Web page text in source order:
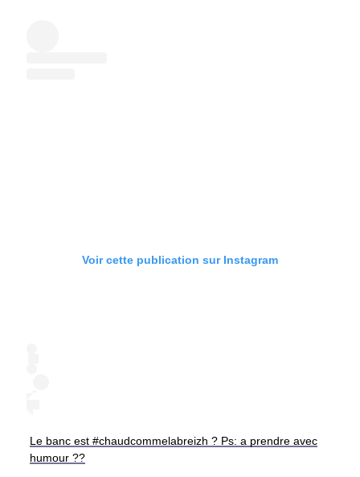
Voir cette publication sur Instagram
Le banc est #chaudcommelabreizh ? Ps: a prendre avec
humour ??